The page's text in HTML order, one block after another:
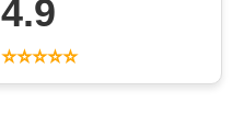
4.9
⭐⭐⭐⭐⭐